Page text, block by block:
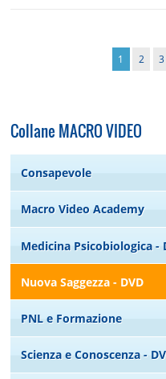
1 2 3
Collane MACRO VIDEO
Consapevole
Macro Video Academy
Medicina Psicobiologica -
Nuova Saggezza - DVD
PNL e Formazione
Scienza e Conoscenza -